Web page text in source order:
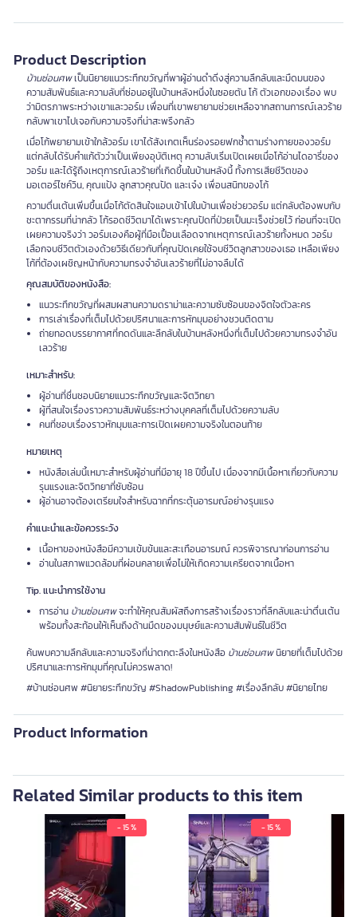
Product Description
บ้านซ่อนศพเป็นนิยายแนวระทึกขวัญที่พาผู้อ่านดำดิ่งสู่ความลึกลับและมืดมนของ
ความสัมพันธ์และความลับที่ซ่อนอยู่ในบ้านหลังหนึ่งในซอยตัน โก้ ตัวเอกของเรื่อง พบ
ว่ามิตรภาพระหว่างเขาและวอร์ม เพื่อนที่เขาพยายามช่วยเหลือจากสถานการณ์เลวร้าย
กลับพาเขาไปเจอกับความจริงที่น่าสะพรึงกลัว
เมื่อโก้พยายามเข้าใกล้วอร์ม เขาได้สังเกตเห็นร่องรอยฟกช้ำตามร่างกายของวอร์ม
แต่กลับได้รับคำแก้ตัวว่าเป็นเพียงอุบัติเหตุ ความลับเริ่มเปิดเผยเมื่อโก้อ่านไดอารี่ของ
วอร์ม และได้รู้ถึงเหตุการณ์เลวร้ายที่เกิดขึ้นในบ้านหลังนี้ ทั้งการเสียชีวิตของ
มอเตอร์ไซค์วิน, คุณแป้ง ลูกสาวคุณปัด และเจ๋ง เพื่อนสนิทของโก้
ความตื่นเต้นเพิ่มขึ้นเมื่อโก้ตัดสินใจแอบเข้าไปในบ้านเพื่อช่วยวอร์ม แต่กลับต้องพบกับ
ชะตากรรมที่น่ากลัว โก้รอดชีวิตมาได้เพราะคุณปัดที่ป่วยเป็นมะเร็งช่วยไว้ ก่อนที่จะเปิด
เผยความจริงว่า วอร์มเองคือผู้ที่มือเปื้อนเลือดจากเหตุการณ์เลวร้ายทั้งหมด วอร์ม
เลือกจบชีวิตตัวเองด้วยวิธีเดียวกับที่คุณปัดเคยใช้จบชีวิตลูกสาวของเธอ เหลือเพียง
โก้ที่ต้องเผชิญหน้ากับความทรงจำอันเลวร้ายที่ไม่อาจลืมได้
คุณสมบัติของหนังสือ:
แนวระทึกขวัญที่ผสมผสานความดราม่าและความซับซ้อนของจิตใจตัวละคร
การเล่าเรื่องที่เต็มไปด้วยปริศนาและการหักมุมอย่างชวนติดตาม
ถ่ายทอดบรรยากาศที่กดดันและลึกลับในบ้านหลังหนึ่งที่เต็มไปด้วยความทรงจำอัน
เลวร้าย
เหมาะสำหรับ:
ผู้อ่านที่ชื่นชอบนิยายแนวระทึกขวัญและจิตวิทยา
ผู้ที่สนใจเรื่องราวความสัมพันธ์ระหว่างบุคคลที่เต็มไปด้วยความลับ
คนที่ชอบเรื่องราวหักมุมและการเปิดเผยความจริงในตอนท้าย
หมายเหตุ
หนังสือเล่มนี้เหมาะสำหรับผู้อ่านที่มีอายุ 18 ปีขึ้นไป เนื่องจากมีเนื้อหาเกี่ยวกับความ
รุนแรงและจิตวิทยาที่ซับซ้อน
ผู้อ่านอาจต้องเตรียมใจสำหรับฉากที่กระตุ้นอารมณ์อย่างรุนแรง
คำแนะนำและข้อควรระวัง
เนื้อหาของหนังสือมีความเข้มข้นและสะเทือนอารมณ์ ควรพิจารณาก่อนการอ่าน
อ่านในสภาพแวดล้อมที่ผ่อนคลายเพื่อไม่ให้เกิดความเครียดจากเนื้อหา
Tip. แนะนำการใช้งาน
การอ่าน บ้านซ่อนศพจะทำให้คุณสัมผัสถึงการสร้างเรื่องราวที่ลึกลับและน่าตื่นเต้น
พร้อมทั้งสะท้อนให้เห็นถึงด้านมืดของมนุษย์และความสัมพันธ์ในชีวิต
ค้นพบความลึกลับและความจริงที่น่าตกตะลึงในหนังสือ บ้านซ่อนศพนิยายที่เต็มไปด้วย
ปริศนาและการหักมุมที่คุณไม่ควรพลาด!
#บ้านซ่อนศพ #นิยายระทึกขวัญ #ShadowPublishing #เรื่องลึกลับ #นิยายไทย
Product Information
Related Similar products to this item
- 15 % - 15 %